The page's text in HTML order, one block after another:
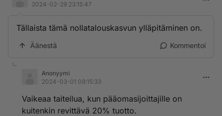
2024-02-29 23:15:47
Tällaista tämä nollatalouskasvun ylläpitäminen on.
Äänestä Kommentoi
Anonyymi
2024-03-01 09:15:33
Vaikeaa taiteilua, kun pääomasijoittajille on
kuitenkin revittävä 20% tuotto.